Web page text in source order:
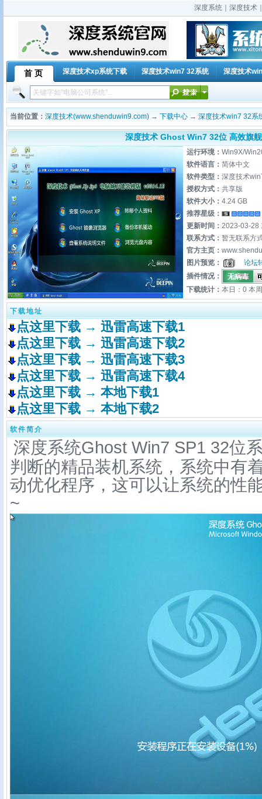
深度系统｜深度技术
首 页 深度技术xp系统下载 深度技术win7 32系统 深度技术
当前位置： 深度技术(www.shenduwin9.com) → 下载中心 → 深度技术win7 32系
深度技术 Ghost Win7 32位 高效旗
运行环境： Win9X/
软件语言： 简体中文
软件类型： 深度技术
授权方式： 共享版
软件大小： 4.24 GB
推荐星级：
更新时间： 2023-03-28
联系方式： 暂无联系方
官方主页：
图片预览：
论坛
插件情况：
下载统计： 本日：0 本
下载地址
点这里下载 → 迅雷高速下载1
点这里下载 → 迅雷高速下载2
点这里下载 → 迅雷高速下载3
点这里下载 → 迅雷高速下载4
点这里下载 → 本地下载1
点这里下载 → 本地下载2
软件简介
深度系统Ghost Win7 SP1 32位
判断的精品装机系统，系统中有
动优化程序，这可以让系统的性
~